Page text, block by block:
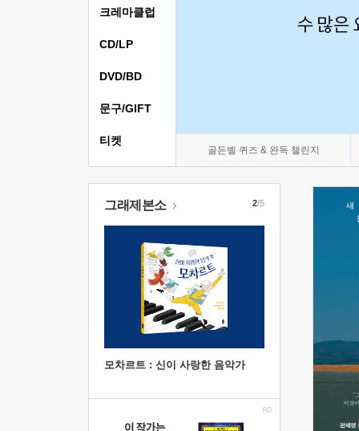
골든벨 퀴즈 & 완독 챌린지
크레마클럽
CD/LP
DVD/BD
문구/GIFT
티켓
그래제본소
모차르트 : 신이 사랑한 음악가
2/5